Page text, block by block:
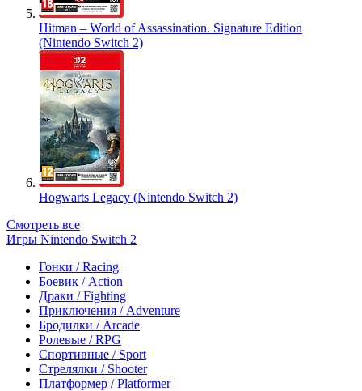
Hitman – World of Assassination. Signature Edition
(Nintendo Switch 2)
Hogwarts Legacy (Nintendo Switch 2)
Смотреть все
Игры Nintendo Switch 2
Гонки / Racing
Боевик / Action
Драки / Fighting
Приключения / Adventure
Бродилки / Arcade
Ролевые / RPG
Спортивные / Sport
Стрелялки / Shooter
Платформер / Platformer